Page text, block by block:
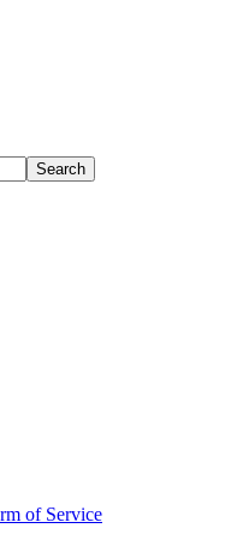
of Service